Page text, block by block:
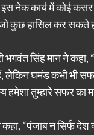
नेक कार्य में कोई कसर
कुछ हासिल कर सकते
सिंह मान ने कहा,
लेकिन घमंड कभी भी
तुम्हारे सफर का
“पंजाब न सिर्फ